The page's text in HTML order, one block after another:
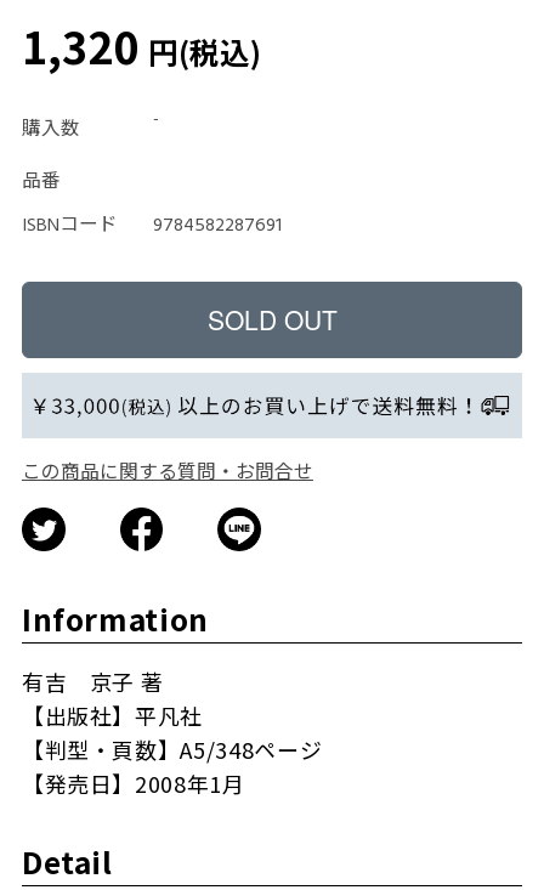
1,320 円(税込)
購入数 -
品番
ISBNコード
9784582287691
この商品に関する質問・お問合せ
Information
有吉 京子 著
【出版社】平凡社
【判型・頁数】A5/348ページ
【発売日】2008年1月
Detail